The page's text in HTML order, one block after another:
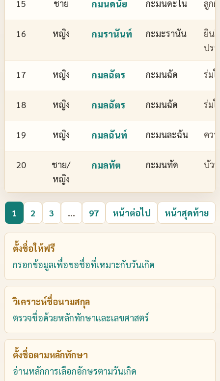
15 ชาย กมนดนัย กะมนดะไน ลูก
16 หญิง กมรานันท์ กะมะรานัน
ยิน
ปร
17 หญิง กมลฉัตร กะมนฉัด ร่มใ
18 หญิง กมลฉัตร กะมนฉัด ร่มใ
19 หญิง กมลฉันท์ กะมนละฉัน คว
20
ชาย/
หญิง
กมลทัต กะมนทัด บัว
1 2 3 ... 97 หน้าต่อไป หน้าสุดท้าย
ตั้งชื่อให้ฟรี
กรอกข้อมูลเพื่อขอชื่อที่เหมาะกับวันเกิด
วิเคราะห์ชื่อนามสกุล
ตรวจชื่อด้วยหลักทักษาและเลขศาสตร์
ตั้งชื่อตามหลักทักษา
อ่านหลักการเลือกอักษรตามวันเกิด